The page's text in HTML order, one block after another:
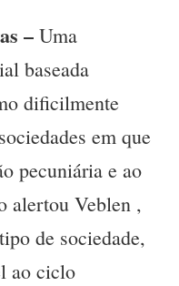
– Uma
baseada
dificilmente
em que
pecuniária e ao
alertou Veblen ,
de sociedade,
ao ciclo